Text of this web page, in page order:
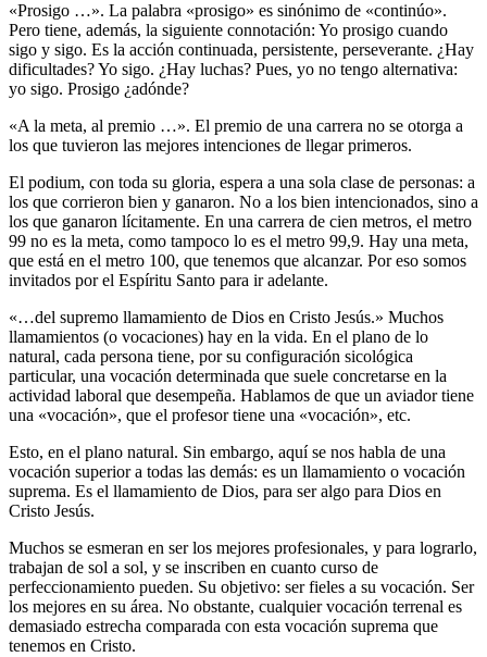
«Prosigo …». La palabra «prosigo» es sinónimo de «continúo».
Pero tiene, además, la siguiente connotación: Yo prosigo cuando
sigo y sigo. Es la acción continuada, persistente, perseverante. ¿Hay
dificultades? Yo sigo. ¿Hay luchas? Pues, yo no tengo alternativa:
yo sigo. Prosigo ¿adónde?
«A la meta, al premio …». El premio de una carrera no se otorga a
los que tuvieron las mejores intenciones de llegar primeros.
El podium, con toda su gloria, espera a una sola clase de personas: a
los que corrieron bien y ganaron. No a los bien intencionados, sino a
los que ganaron lícitamente. En una carrera de cien metros, el metro
99 no es la meta, como tampoco lo es el metro 99,9. Hay una meta,
que está en el metro 100, que tenemos que alcanzar. Por eso somos
invitados por el Espíritu Santo para ir adelante.
«…del supremo llamamiento de Dios en Cristo Jesús.» Muchos
llamamientos (o vocaciones) hay en la vida. En el plano de lo
natural, cada persona tiene, por su configuración sicológica
particular, una vocación determinada que suele concretarse en la
actividad laboral que desempeña. Hablamos de que un aviador tiene
una «vocación», que el profesor tiene una «vocación», etc.
Esto, en el plano natural. Sin embargo, aquí se nos habla de una
vocación superior a todas las demás: es un llamamiento o vocación
suprema. Es el llamamiento de Dios, para ser algo para Dios en
Cristo Jesús.
Muchos se esmeran en ser los mejores profesionales, y para lograrlo,
trabajan de sol a sol, y se inscriben en cuanto curso de
perfeccionamiento pueden. Su objetivo: ser fieles a su vocación. Ser
los mejores en su área. No obstante, cualquier vocación terrenal es
demasiado estrecha comparada con esta vocación suprema que
tenemos en Cristo.